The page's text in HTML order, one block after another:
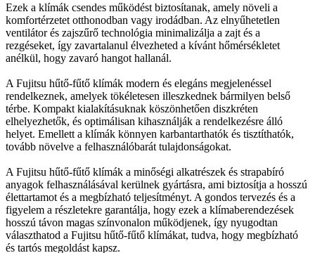
Ezek a klímák csendes működést biztosítanak, amely növeli a
komfortérzetet otthonodban vagy irodádban. Az elnyűhetetlen
ventilátor és zajszűrő technológia minimalizálja a zajt és a
rezgéseket, így zavartalanul élvezheted a kívánt hőmérsékletet
anélkül, hogy zavaró hangot hallanál.
A Fujitsu hűtő-fűtő klímák modern és elegáns megjelenéssel
rendelkeznek, amelyek tökéletesen illeszkednek bármilyen belső
térbe. Kompakt kialakításuknak köszönhetően diszkréten
elhelyezhetők, és optimálisan kihasználják a rendelkezésre álló
helyet. Emellett a klímák könnyen karbantarthatók és tisztíthatók,
tovább növelve a felhasználóbarát tulajdonságokat.
A Fujitsu hűtő-fűtő klímák a minőségi alkatrészek és strapabíró
anyagok felhasználásával kerülnek gyártásra, ami biztosítja a hosszú
élettartamot és a megbízható teljesítményt. A gondos tervezés és a
figyelem a részletekre garantálja, hogy ezek a klímaberendezések
hosszú távon magas színvonalon működjenek, így nyugodtan
választhatod a Fujitsu hűtő-fűtő klímákat, tudva, hogy megbízható
és tartós megoldást kapsz.